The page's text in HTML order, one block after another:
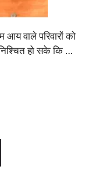
वाले परिवारों को
हो सके कि …